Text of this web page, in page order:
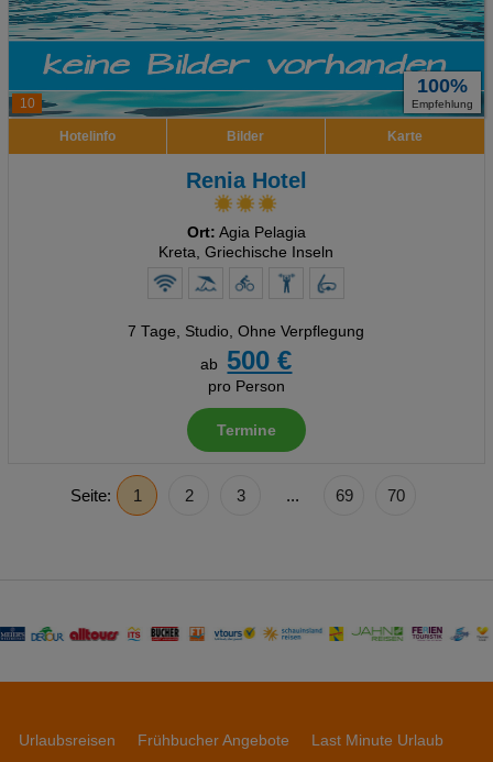
10
100%
Empfehlung
Hotelinfo Bilder Karte
Renia Hotel
Ort: Agia Pelagia
Kreta, Griechische Inseln
7 Tage, Studio, Ohne Verpflegung
ab
500 €
pro Person
Termine
Seite: 1 2 3 ... 69 70
Urlaubsreisen Frühbucher Angebote
Last Minute Urlaub